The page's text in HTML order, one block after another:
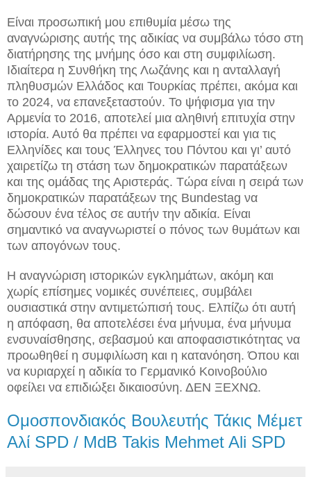
Είναι προσωπική μου επιθυμία μέσω της
αναγνώρισης αυτής της αδικίας να συμβάλω τόσο στη
διατήρησης της μνήμης όσο και στη συμφιλίωση.
Ιδιαίτερα η Συνθήκη της Λωζάνης και η ανταλλαγή
πληθυσμών Ελλάδος και Τουρκίας πρέπει, ακόμα και
το 2024, να επανεξεταστούν. Το ψήφισμα για την
Αρμενία το 2016, αποτελεί μια αληθινή επιτυχία στην
ιστορία. Αυτό θα πρέπει να εφαρμοστεί και για τις
Ελληνίδες και τους Έλληνες του Πόντου και γι’ αυτό
χαιρετίζω τη στάση των δημοκρατικών παρατάξεων
και της ομάδας της Αριστεράς. Τώρα είναι η σειρά των
δημοκρατικών παρατάξεων της Bundestag να
δώσουν ένα τέλος σε αυτήν την αδικία. Είναι
σημαντικό να αναγνωριστεί ο πόνος των θυμάτων και
των απογόνων τους.
Η αναγνώριση ιστορικών εγκλημάτων, ακόμη και
χωρίς επίσημες νομικές συνέπειες, συμβάλει
ουσιαστικά στην αντιμετώπισή τους. Ελπίζω ότι αυτή
η απόφαση, θα αποτελέσει ένα μήνυμα, ένα μήνυμα
ενσυναίσθησης, σεβασμού και αποφασιστικότητας να
προωθηθεί η συμφιλίωση και η κατανόηση. Όπου και
να κυριαρχεί η αδικία το Γερμανικό Κοινοβούλιο
οφείλει να επιδιώξει δικαιοσύνη. ΔΕΝ ΞΕΧΝΩ.
Ομοσπονδιακός Βουλευτής Τάκις Μέμετ
Αλί SPD / MdB Takis Mehmet Ali SPD